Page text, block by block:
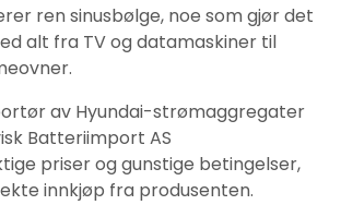
ren sinusbølge, noe som gjør det
alt fra TV og datamaskiner til
av Hyundai-strømaggregater
Batteriimport AS
priser og gunstige betingelser,
innkjøp fra produsenten.